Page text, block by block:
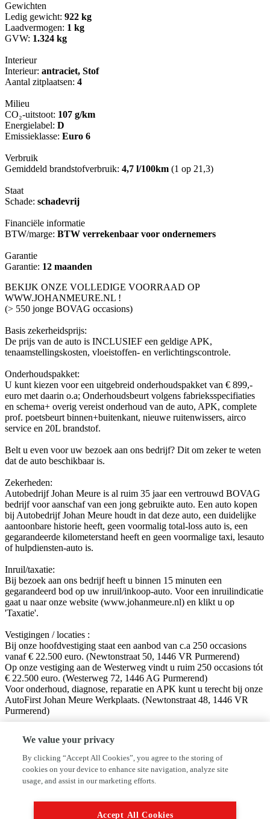
Gewichten
Ledig gewicht: 922 kg
Laadvermogen: 1 kg
GVW: 1.324 kg
Interieur
Interieur: antraciet, Stof
Aantal zitplaatsen: 4
Milieu
CO₂-uitstoot: 107 g/km
Energielabel: D
Emissieklasse: Euro 6
Verbruik
Gemiddeld brandstofverbruik: 4,7 l/100km (1 op 21,3)
Staat
Schade: schadevrij
Financiële informatie
BTW/marge: BTW verrekenbaar voor ondernemers
Garantie
Garantie: 12 maanden
BEKIJK ONZE VOLLEDIGE VOORRAAD OP
WWW.JOHANMEURE.NL !
(> 550 jonge BOVAG occasions)
Basis zekerheidsprijs:
De prijs van de auto is INCLUSIEF een geldige APK,
tenaamstellingskosten, vloeistoffen- en verlichtingscontrole.
Onderhoudspakket:
U kunt kiezen voor een uitgebreid onderhoudspakket van € 899,-
euro met daarin o.a; Onderhoudsbeurt volgens fabrieksspecifiaties
en schema+ overig vereist onderhoud van de auto, APK, complete
prof. poetsbeurt binnen+buitenkant, nieuwe ruitenwissers, airco
service en 20L brandstof.
Belt u even voor uw bezoek aan ons bedrijf? Dit om zeker te weten
dat de auto beschikbaar is.
Zekerheden:
Autobedrijf Johan Meure is al ruim 35 jaar een vertrouwd BOVAG
bedrijf voor aanschaf van een jong gebruikte auto. Een auto kopen
bij Autobedrijf Johan Meure houdt in dat deze auto, een duidelijke
aantoonbare historie heeft, geen voormalig total-loss auto is, een
gegarandeerde kilometerstand heeft en geen voormalige taxi, lesauto
of hulpdiensten-auto is.
Inruil/taxatie:
Bij bezoek aan ons bedrijf heeft u binnen 15 minuten een
gegarandeerd bod op uw inruil/inkoop-auto. Voor een inruilindicatie
gaat u naar onze website (www.johanmeure.nl) en klikt u op
'Taxatie'.
Vestigingen / locaties :
Bij onze hoofdvestiging staat een aanbod van c.a 250 occasions
vanaf € 22.500 euro. (Newtonstraat 50, 1446 VR Purmerend)
Op onze vestiging aan de Westerweg vindt u ruim 250 occasions tót
€ 22.500 euro. (Westerweg 72, 1446 AG Purmerend)
Voor onderhoud, diagnose, reparatie en APK kunt u terecht bij onze
AutoFirst Johan Meure Werkplaats. (Newtonstraat 48, 1446 VR
Purmerend)
Facebook: Autobedrijf Johan Meure
Instagram: @autobedrijfjohanmeure
Hoewel aan de informatie van deze website de grootst mogelijke
We value your privacy
By clicking “Accept All Cookies”, you agree to the storing of
cookies on your device to enhance site navigation, analyze site
usage, and assist in our marketing efforts.
Accept All Cookies